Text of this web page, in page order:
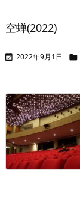
空蝉(2022)
 2022年9月1日 